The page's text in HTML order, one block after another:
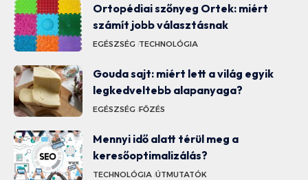
Ortopédiai szőnyeg Ortek: miért
számít jobb választásnak
EGÉSZSÉG TECHNOLÓGIA
Gouda sajt: miért lett a világ egyik
legkedveltebb alapanyaga?
EGÉSZSÉG FŐZÉS
Mennyi idő alatt térül meg a
keresőoptimalizálás?
TECHNOLÓGIA ÚTMUTATÓK